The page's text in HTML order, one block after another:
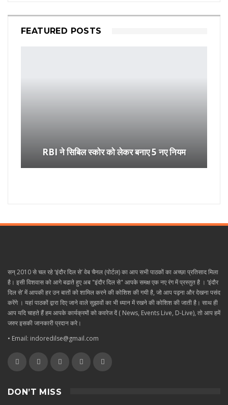
FEATURED POSTS
RBI ने सिबिल स्कोर को लेकर बनाए 5 नए नियम
सन् 2010 से चल रहे ‘इंदौर दिल से’ वेब चैनल (पोर्टल) का आप सभी पाठकों का अच्छा प्रतिसाद मिला
है। इसी विशवास को आगे बढाते हुए अब "इंदौर दिल से" आपके समक्ष एक नए रंग में प्रस्तुत है । ‘इंदौर
दिल से’ में आपकी हर उन बातों को शामिल करने की कोशिश की गयी है, जो आप पढ़ना और देखना पसंद
करेंगे । यहां पाठकों द्वारा दिए जाने वाले सुझावों का भी ध्यान में रखने की कोशिश की जाती है। साथ ही
आप यदि चाहते हैं हम आपके कार्यक्रमों को कवरेज दें ( News, Events Live, D-Live), तो आप हमें
जरुर इसकी जानकारी प्रदान करे।
• Email: indoredilse@gmail.com
DON’T MISS